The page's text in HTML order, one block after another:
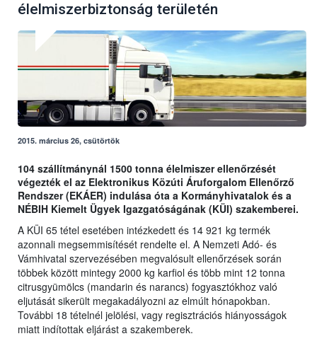
élelmiszerbiztonság területén
2015. március 26, csütörtök
104 szállítmánynál 1500 tonna élelmiszer ellenőrzését
végezték el az Elektronikus Közúti Áruforgalom Ellenőrző
Rendszer (EKÁER) indulása óta a Kormányhivatalok és a
NÉBIH Kiemelt Ügyek Igazgatóságának (KÜI) szakemberei.
A KÜI 65 tétel esetében intézkedett és 14 921 kg termék
azonnali megsemmisítését rendelte el. A Nemzeti Adó- és
Vámhivatal szervezésében megvalósult ellenőrzések során
többek között mintegy 2000 kg karfiol és több mint 12 tonna
citrusgyümölcs (mandarin és narancs) fogyasztókhoz való
eljutását sikerült megakadályozni az elmúlt hónapokban.
További 18 tételnél jelölési, vagy regisztrációs hiányosságok
miatt indítottak eljárást a szakemberek.